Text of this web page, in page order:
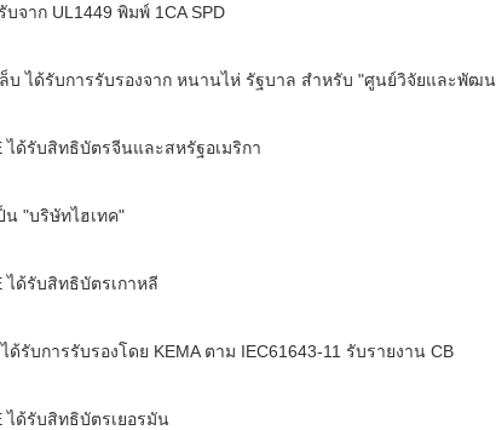
จาก UL1449 พิมพ์ 1CA SPD
บ ได้รับการรับรองจาก หนานไห่ รัฐบาล สำหรับ "ศูนย์วิจัยและพัฒน
ได้รับสิทธิบัตรจีนและสหรัฐอเมริกา
น "บริษัทไฮเทค"
ได้รับสิทธิบัตรเกาหลี
ด้รับการรับรองโดย KEMA ตาม IEC61643-11 รับรายงาน CB
ได้รับสิทธิบัตรเยอรมัน